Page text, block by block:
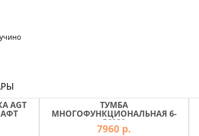
AGT ТУМБА
МНОГОФУНКЦИОНАЛЬНАЯ 6-
56028
7960 р.